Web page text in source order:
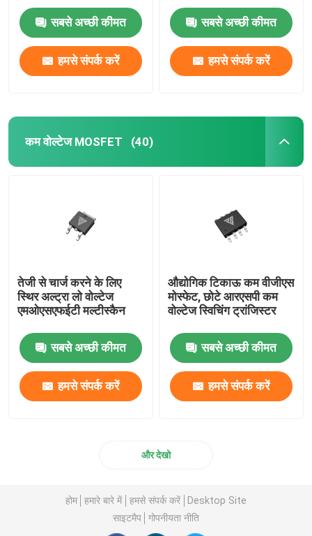
सबसे अच्छी कीमत
हमसे संपर्क करें
सबसे अच्छी कीमत
हमसे संपर्क करें
कम वोल्टेज MOSFET (40)
तेजी से चार्ज करने के लिए
स्थिर अल्ट्रा लो वोल्टेज
एमओएसएफईटी मल्टीस्कैन
सबसे अच्छी कीमत
हमसे संपर्क करें
औद्योगिक टिकाऊ कम वीजीएस
मोस्फेट, छोटे आरएसपी कम
वोल्टेज स्विचिंग ट्रांजिस्टर
सबसे अच्छी कीमत
हमसे संपर्क करें
और देखो
होम हमारे बारे में हमसे संपर्क करें
Desktop Site
साइटमैप
गोपनीयता नीति